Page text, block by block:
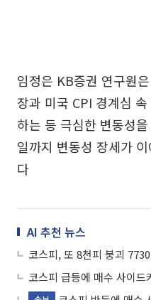
임정은 KB증권 연구원
장과 미국 CPI 경계심
하는 등 극심한 변동성
일까지 변동성 장세가
다
AI 추천 뉴스
코스피, 또 8천피 붕괴
코스피 급등에 매수 사이